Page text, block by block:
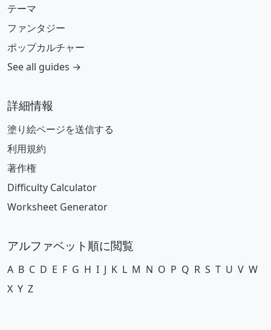
テーマ
ファンタジー
ポップカルチャー
See all guides →
詳細情報
塗り絵ページを送信する
利用規約
著作権
Difficulty Calculator
Worksheet Generator
アルファベット順に閲覧
A B C D E F G H I J K L M N O P Q R S T U V W
X Y Z